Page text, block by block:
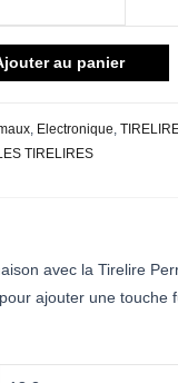
au panier
, Electronique,
TIRELIRES
avec la Tirelire
ajouter une touche